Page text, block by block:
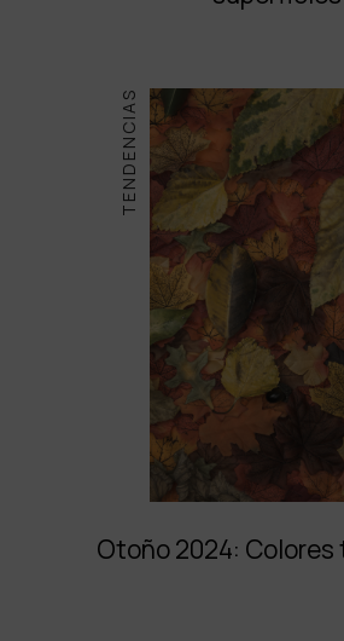
TENDENCIAS
Otoño 2024: